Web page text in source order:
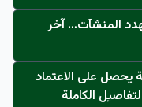
المنشآت… آخر
يحصل على الاعتماد